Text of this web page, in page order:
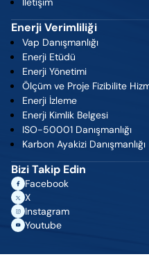
Enerji Verimliliği
Vap Danışmanlığı
Enerji Etüdü
Enerji Yönetimi
Ölçüm ve Proje Fizibilite
Enerji İzleme
Enerji Kimlik Belgesi
ISO-50001 Danışmanlığı
Karbon Ayakizi Danışmanlığı
Bizi Takip Edin
Facebook
X
Instagram
Youtube